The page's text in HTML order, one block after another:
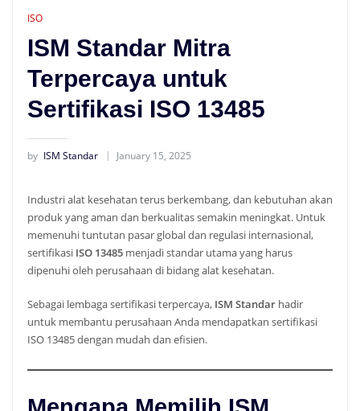
ISO
ISM Standar Mitra
Terpercaya untuk
Sertifikasi ISO 13485
by ISM Standar January 15, 2025
Industri alat kesehatan terus berkembang, dan kebutuhan akan
produk yang aman dan berkualitas semakin meningkat. Untuk
memenuhi tuntutan pasar global dan regulasi internasional,
sertifikasi ISO 13485menjadi standar utama yang harus
dipenuhi oleh perusahaan di bidang alat kesehatan.
Sebagai lembaga sertifikasi terpercaya, ISM Standarhadir
untuk membantu perusahaan Anda mendapatkan sertifikasi
ISO 13485 dengan mudah dan efisien.